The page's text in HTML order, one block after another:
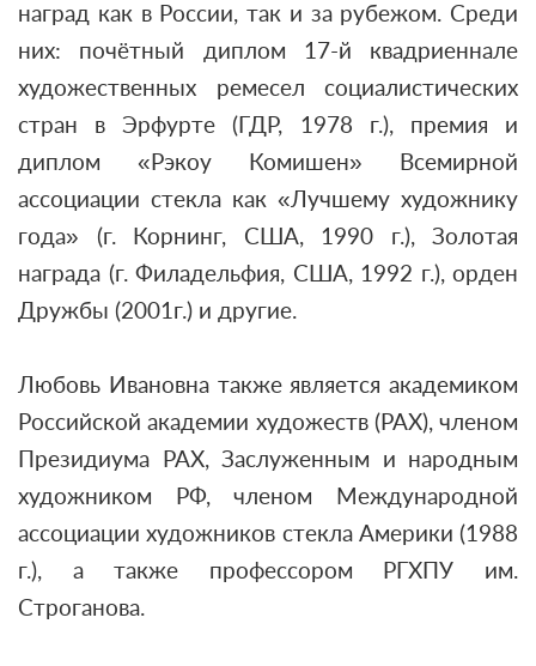
наград как в России, так и за рубежом. Среди
них: почётный диплом 17-й квадриеннале
художественных ремесел социалистических
стран в Эрфурте (ГДР, 1978 г.), премия и
диплом «Рэкоу Комишен» Всемирной
ассоциации стекла как «Лучшему художнику
года» (г. Корнинг, США, 1990 г.), Золотая
награда (г. Филадельфия, США, 1992 г.), орден
Дружбы (2001г.) и другие.
Любовь Ивановна также является академиком
Российской академии художеств (РАХ), членом
Президиума РАХ, Заслуженным и народным
художником РФ, членом Международной
ассоциации художников стекла Америки (1988
г.), а также профессором РГХПУ им.
Строганова.